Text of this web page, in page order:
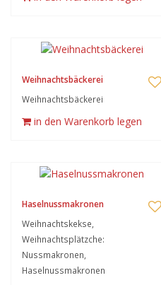
Weihnachtsbäckerei
Weihnachtsbäckerei
in den Warenkorb legen
Haselnussmakronen
Weihnachtskekse,
Weihnachtsplätzche:
Nussmakronen,
Haselnussmakronen